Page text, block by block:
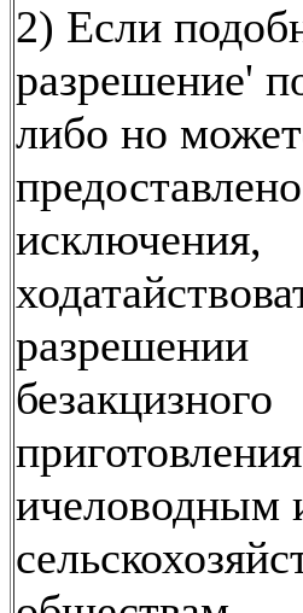
2) Если
разрешение'
либо но
исключения,
разрешении
безакцизного
ичеловодным